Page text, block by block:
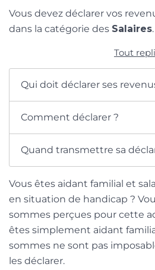
Vous devez déclarer vos
dans la catégorie des Salaires.
Tout
Qui doit déclarer ses
Comment déclarer ?
Quand transmettre sa
Vous êtes aidant familial et
en situation de handicap ?
sommes perçues pour cette
êtes simplement aidant
sommes ne sont pas
les déclarer.